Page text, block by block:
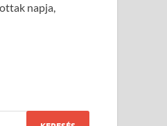
napja,